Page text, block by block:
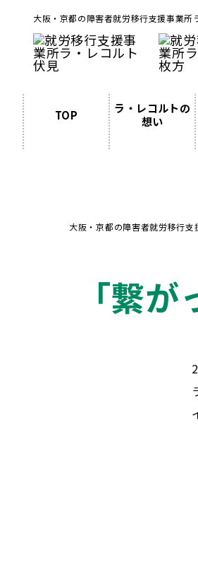
大阪・京都の障害者就労移行支援事業所
TOP
ラ・レコルトの
想い
大阪・京都の障害者就労移行支
「繋